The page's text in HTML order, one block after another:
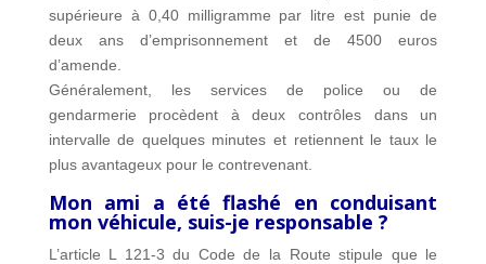
supérieure à 0,40 milligramme par litre est punie de
deux ans d’emprisonnement et de 4500 euros
d’amende.
Généralement, les services de police ou de
gendarmerie procèdent à deux contrôles dans un
intervalle de quelques minutes et retiennent le taux le
plus avantageux pour le contrevenant.
Mon ami a été flashé en conduisant
mon véhicule, suis-je responsable ?
L’article L 121-3 du Code de la Route stipule que le